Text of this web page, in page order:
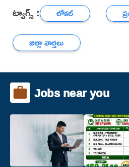
ట్యాగ్స్ : లోకల్
జిల్లా వార్తలు
Jobs near you